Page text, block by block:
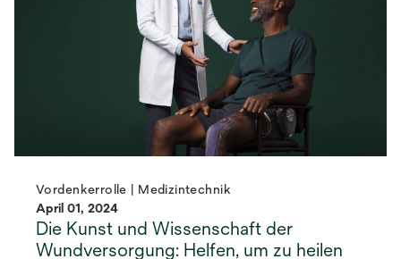
Vordenkerrolle | Medizintechnik
April 01, 2024
Die Kunst und Wissenschaft der
Wundversorgung: Helfen, um zu heilen